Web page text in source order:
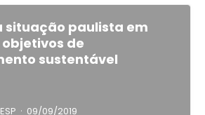
situação paulista em
de
sustentável
· 09/09/2019